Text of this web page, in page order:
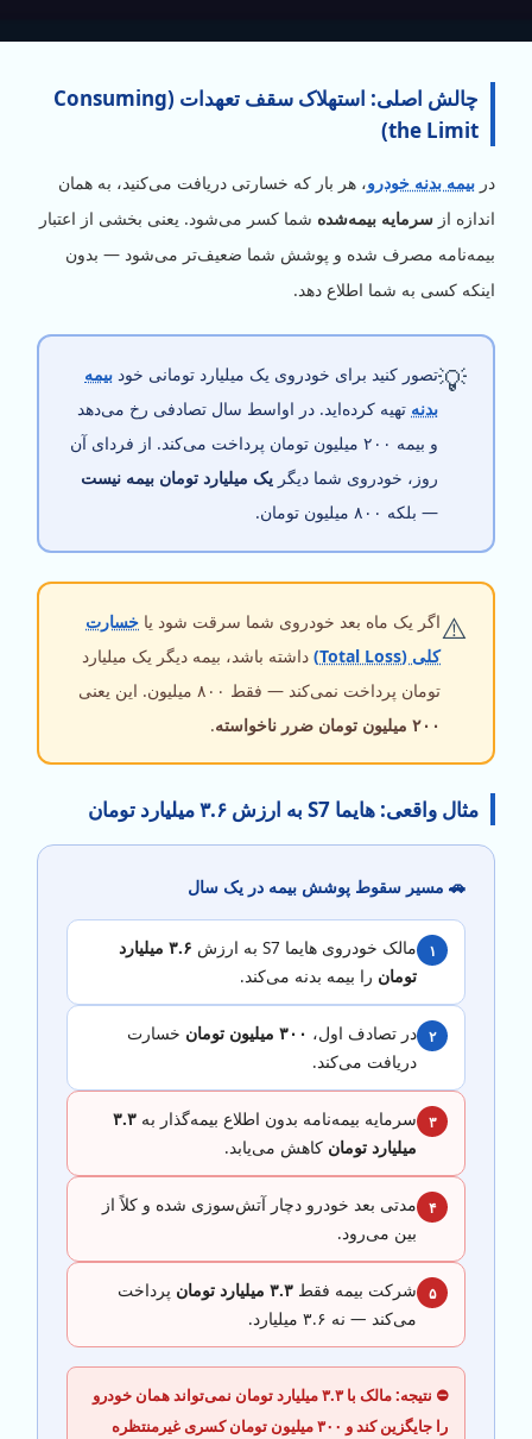
چالش اصلی: استهلاک سقف تعهدات (Consuming
the Limit)
در بیمه بدنه خودرو، هر بار که خسارتی دریافت می‌کنید، به همان
اندازه از سرمایه بیمه‌شده شما کسر می‌شود. یعنی بخشی از اعتبار
بیمه‌نامه مصرف شده و پوشش شما ضعیف‌تر می‌شود — بدون
اینکه کسی به شما اطلاع دهد.
💡تصور کنید برای خودروی یک میلیارد تومانی خود بیمه
بدنه تهیه کرده‌اید. در اواسط سال تصادفی رخ می‌دهد
و بیمه ۲۰۰ میلیون تومان پرداخت می‌کند. از فردای آن
روز، خودروی شما دیگر یک میلیارد تومان بیمه نیست
— بلکه ۸۰۰ میلیون تومان.
⚠️اگر یک ماه بعد خودروی شما سرقت شود یا خسارت
کلی (Total Loss)
داشته باشد، بیمه دیگر یک میلیارد
تومان پرداخت نمی‌کند — فقط ۸۰۰ میلیون. این یعنی
۲۰۰ میلیون تومان ضرر ناخواسته
.
مثال واقعی: هایما S7 به ارزش ۳.۶ میلیارد تومان
🚗 مسیر سقوط پوشش بیمه در یک سال
۱ مالک خودروی هایما S7 به ارزش
۳.۶ میلیارد
تومان را بیمه بدنه می‌کند.
۲ در تصادف اول، ۳۰۰ میلیون تومان
خسارت
دریافت می‌کند.
۳ سرمایه بیمه‌نامه بدون اطلاع بیمه‌گذار به ۳.۳
میلیارد تومان کاهش می‌یابد.
۴
مدتی بعد خودرو دچار آتش‌سوزی شده و کلاً از
بین می‌رود.
۵ شرکت بیمه فقط ۳.۳ میلیارد تومان
پرداخت
می‌کند — نه ۳.۶ میلیارد.
⛔ نتیجه: مالک با ۳.۳ میلیارد تومان نمی‌تواند همان خودرو
را جایگزین کند و ۳۰۰ میلیون تومان کسری غیرمنتظره